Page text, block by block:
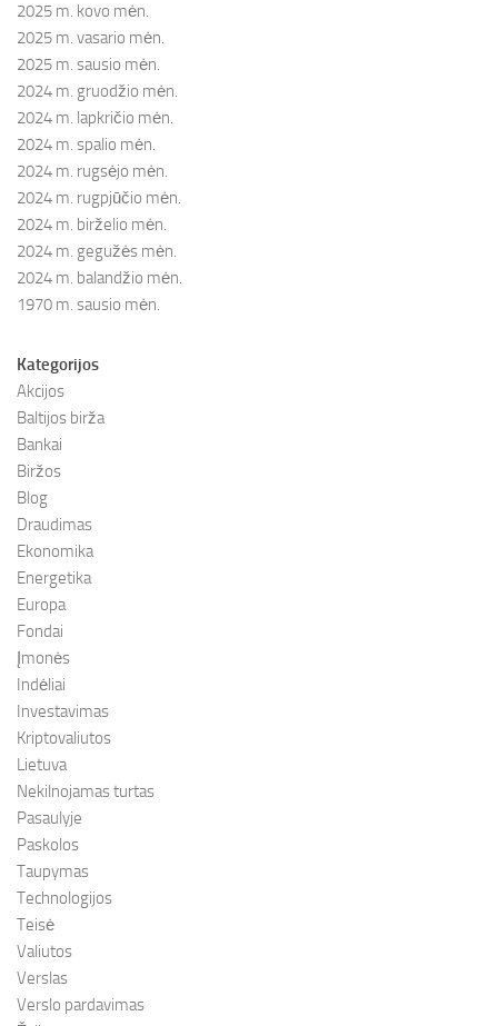
2025 m. kovo mėn.
2025 m. vasario mėn.
2025 m. sausio mėn.
2024 m. gruodžio mėn.
2024 m. lapkričio mėn.
2024 m. spalio mėn.
2024 m. rugsėjo mėn.
2024 m. rugpjūčio mėn.
2024 m. birželio mėn.
2024 m. gegužės mėn.
2024 m. balandžio mėn.
1970 m. sausio mėn.
Kategorijos
Akcijos
Baltijos birža
Bankai
Biržos
Blog
Draudimas
Ekonomika
Energetika
Europa
Fondai
Įmonės
Indėliai
Investavimas
Kriptovaliutos
Lietuva
Nekilnojamas turtas
Pasaulyje
Paskolos
Taupymas
Technologijos
Teisė
Valiutos
Verslas
Verslo pardavimas